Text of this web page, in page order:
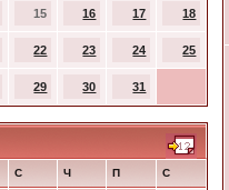
15 16 17 18
22 23 24 25
29 30 31
С Ч П С